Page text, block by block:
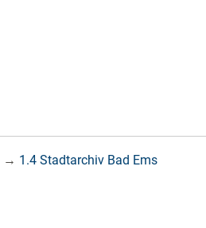
→ 1.4 Stadtarchiv Bad Ems